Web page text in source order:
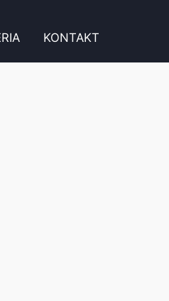
KONTAKT